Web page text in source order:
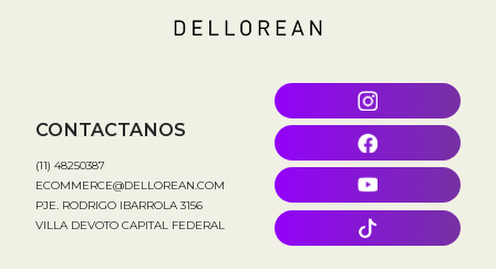
CONTACTANOS
(11) 48250387
ECOMMERCE@DELLOREAN.COM
PJE. RODRIGO IBARROLA 3156
VILLA DEVOTO CAPITAL FEDERAL